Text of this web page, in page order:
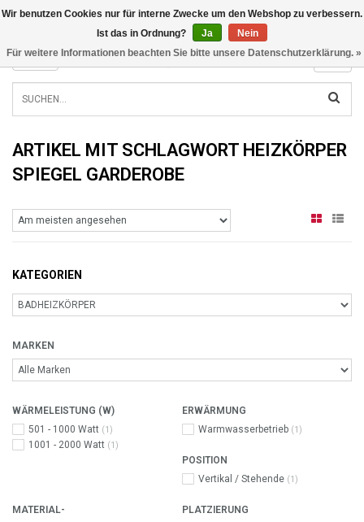
INFO@RADIATORS.SHOP
MENU
ARTIKEL MIT SCHLAGWORT HEIZKÖRPER
SPIEGEL GARDEROBE
KATEGORIEN
MARKEN
WÄRMELEISTUNG (W)
501 - 1000 Watt (1)
1001 - 2000 Watt (1)
ERWÄRMUNG
Warmwasserbetrieb (1)
POSITION
Vertikal / Stehende (1)
MATERIAL-
PLATZIERUNG
Wir benutzen Cookies nur für interne Zwecke um den Webshop zu verbessern.
Ist das in Ordnung?
Ja
Nein
Für weitere Informationen beachten Sie bitte unsere Datenschutzerklärung. »